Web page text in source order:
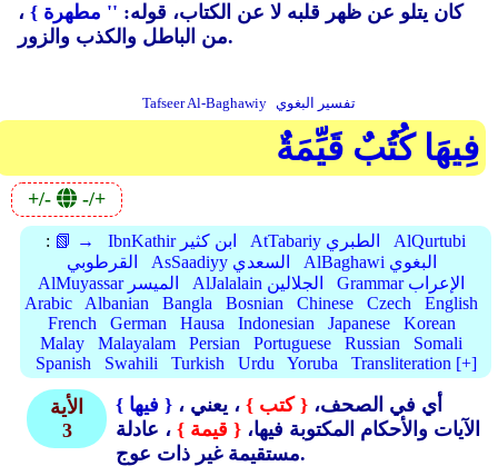
كان يتلو عن ظهر قلبه لا عن الكتاب، قوله: '' مطهرة } ،
من الباطل والكذب والزور.
Tafseer Al-Baghawiy تفسير البغوي
فِيهَا كُتُبٌ قَيِّمَةٌ
+/- -/+
: 📗 → IbnKathir ابن كثير AtTabariy الطبري
AlQurtubi
القرطوبي
AsSaadiyy السعدي
AlBaghawi البغوي
AlMuyassar الميسر
AlJalalain الجلالين
Grammar الإعراب
Arabic
Albanian Bangla Bosnian Chinese Czech
English
French
German Hausa Indonesian Japanese
Korean
Malay
Malayalam Persian Portuguese Russian
Somali
Spanish
Swahili Turkish Urdu Yoruba Transliteration [+]
الأية
3
{ فيها } ، أي في الصحف، { كتب } ، يعني
الآيات والأحكام المكتوبة فيها، { قيمة } ، عادلة
مستقيمة غير ذات عوج.